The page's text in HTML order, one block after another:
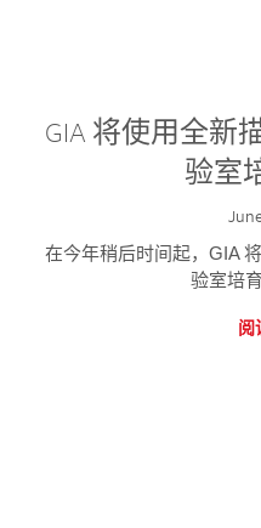
GIA 将使用全新
验室
在今年稍后时间起，GIA
验室培
阅